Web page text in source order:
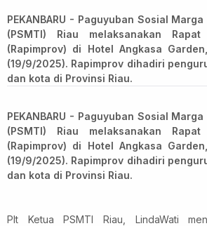
PEKANBARU - Paguyuban Sosial
(PSMTI) Riau melaksanakan
(Rapimprov) di Hotel Angkasa
(19/9/2025). Rapimprov dihadiri
dan kota di Provinsi Riau.
PEKANBARU - Paguyuban Sosial
(PSMTI) Riau melaksanakan
(Rapimprov) di Hotel Angkasa
(19/9/2025). Rapimprov dihadiri
dan kota di Provinsi Riau.
Plt Ketua PSMTI Riau, LindaWati